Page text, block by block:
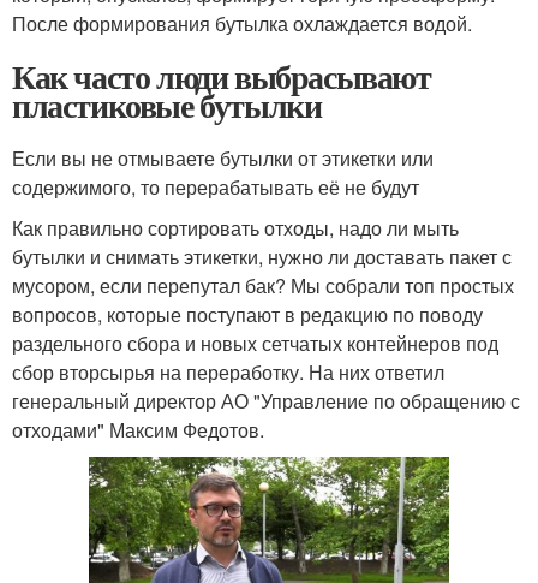
После формирования бутылка охлаждается водой.
Как часто люди выбрасывают
пластиковые бутылки
Если вы не отмываете бутылки от этикетки или
содержимого, то перерабатывать её не будут
Как правильно сортировать отходы, надо ли мыть
бутылки и снимать этикетки, нужно ли доставать пакет с
мусором, если перепутал бак? Мы собрали топ простых
вопросов, которые поступают в редакцию по поводу
раздельного сбора и новых сетчатых контейнеров под
сбор вторсырья на переработку. На них ответил
генеральный директор АО "Управление по обращению с
отходами" Максим Федотов.